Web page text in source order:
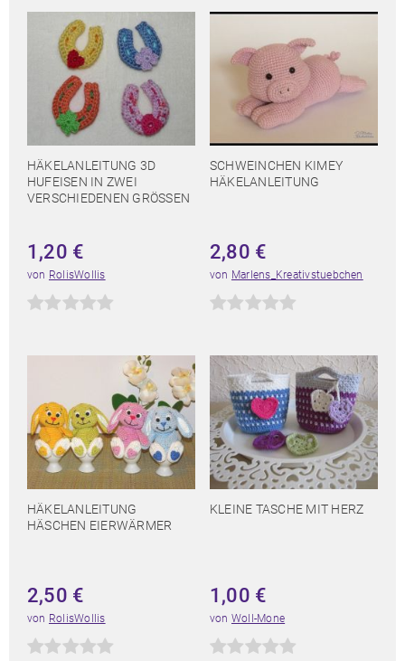
HÄKELANLEITUNG 3D
HUFEISEN IN ZWEI
VERSCHIEDENEN GRÖSSEN
1,20 €
von RolisWollis
SCHWEINCHEN KIMEY
HÄKELANLEITUNG
2,80 €
von Marlens_Kreativstuebchen
HÄKELANLEITUNG
HÄSCHEN EIERWÄRMER
2,50 €
von RolisWollis
KLEINE TASCHE MIT HERZ
1,00 €
von Woll-Mone